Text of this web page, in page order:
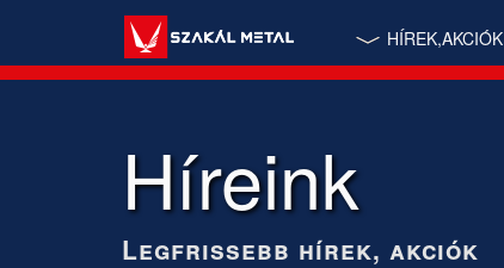
HÍREK,AKCIÓK
Híreink
Legfrissebb hírek, akciók